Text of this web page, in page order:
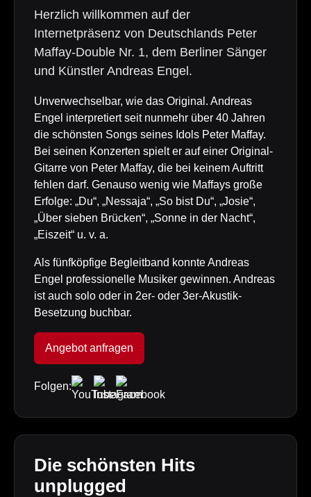
Herzlich willkommen auf der
Internetpräsenz von Deutschlands Peter
Maffay-Double Nr. 1, dem Berliner Sänger
und Künstler Andreas Engel.
Unverwechselbar, wie das Original. Andreas
Engel interpretiert seit nunmehr über 40 Jahren
die schönsten Songs seines Idols Peter Maffay.
Bei seinen Konzerten spielt er auf einer Original-
Gitarre von Peter Maffay, die bei keinem Auftritt
fehlen darf. Genauso wenig wie Maffays große
Erfolge: „Du“, „Nessaja“, „So bist Du“, „Josie“,
„Über sieben Brücken“, „Sonne in der Nacht“,
„Eiszeit“ u. v. a.
Als fünfköpfige Begleitband konnte Andreas
Engel professionelle Musiker gewinnen. Andreas
ist auch solo oder in 2er- oder 3er-Akustik-
Besetzung buchbar.
Angebot anfragen
Folgen:
Die schönsten Hits
unplugged